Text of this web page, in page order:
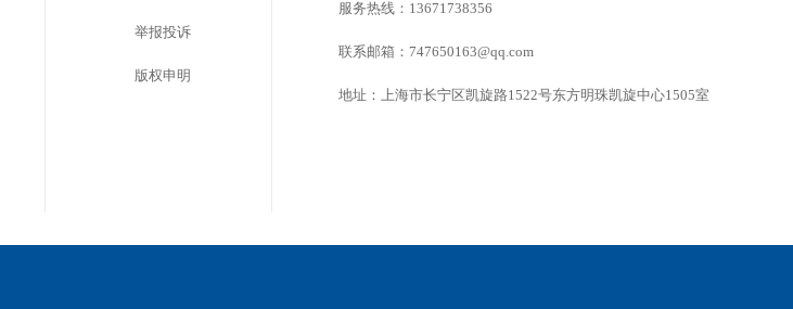
举报投诉
版权申明
服务热线：13671738356
联系邮箱：747650163@qq.com
地址：上海市长宁区凯旋路1522号东方明珠凯旋中心1505室